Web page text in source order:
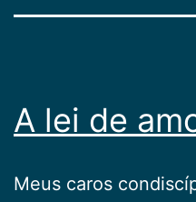
A lei de
Meus caros